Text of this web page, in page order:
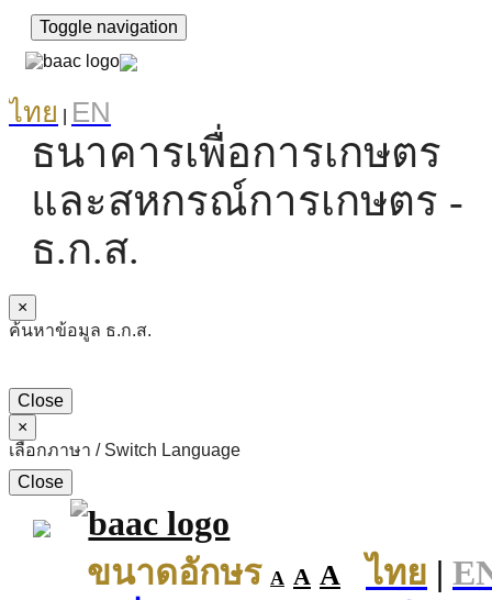
Toggle navigation
ไทย EN
ธนาคารเพื่อการเกษตร
และสหกรณ์การเกษตร -
ธ.ก.ส.
×
ค้นหาข้อมูล ธ.ก.ส.
Close
×
เลือกภาษา / Switch Language
Close
ขนาดอักษร A A A ไทย |